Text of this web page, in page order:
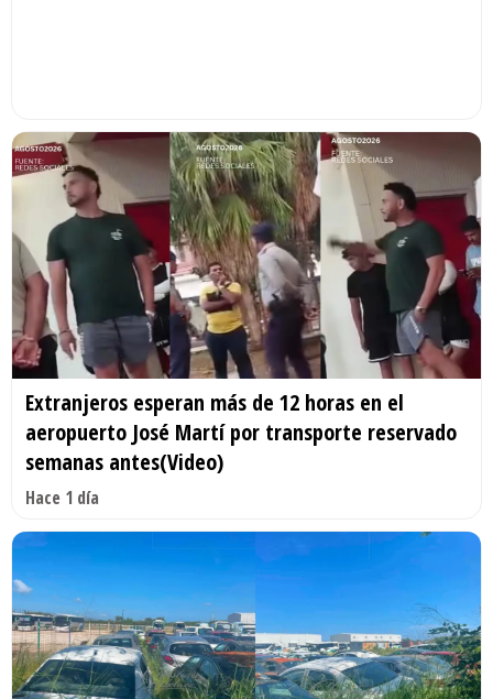
Extranjeros esperan más de 12 horas en el
aeropuerto José Martí por transporte reservado
semanas antes(Video)
Hace 1 día